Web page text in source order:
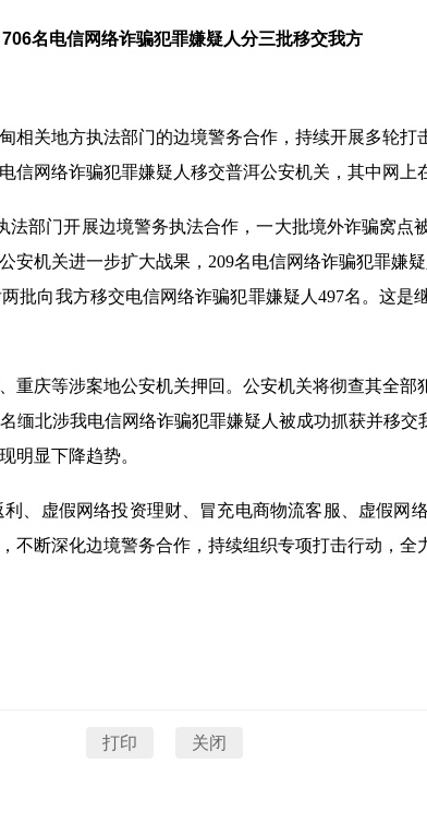
706名电信网络诈骗犯罪嫌疑人分三批移交我方
关地方执法部门的边境警务合作，持续开展多轮
网络诈骗犯罪嫌疑人移交普洱公安机关，其中网上
部门开展边境警务执法合作，一大批境外诈骗窝
机关进一步扩大战果，209名电信网络诈骗犯罪嫌
批向我方移交电信网络诈骗犯罪嫌疑人497名。这
重庆等涉案地公安机关押回。公安机关将彻查其全
北涉我电信网络诈骗犯罪嫌疑人被成功抓获并移
明显下降趋势。
、虚假网络投资理财、冒充电商物流客服、虚假网
断深化边境警务合作，持续组织专项打击行动，
打印 关闭